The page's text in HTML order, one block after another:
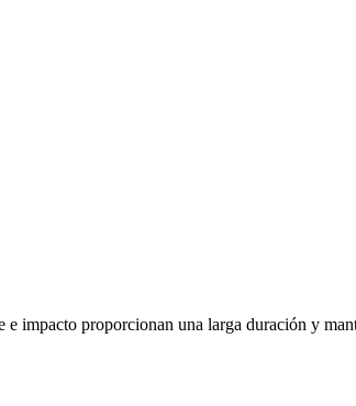
impacto proporcionan una larga duración y